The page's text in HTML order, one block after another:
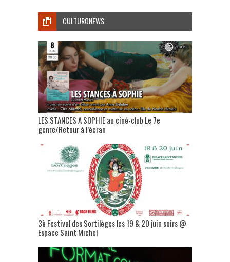
CULTURONEWS
LES STANCES A SOPHIE au ciné-club Le 7e
genre/Retour à l’écran
3è Festival des Sortilèges les 19 & 20 juin soirs @
Espace Saint Michel